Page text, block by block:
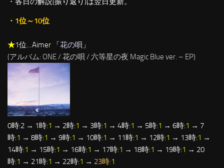
・1位～10位
★1位…Aimer 「花の唄 」
(アルバム: ONE / 花の唄 / 六等星の夜 Magic Blue ver. – EP)
0時:2 → 1時:1 → 2時:1 → 3時:1 → 4時:1 → 5時:1 → 6時:1 → 7
時:1 → 8時:1 → 9時:1 → 10時:1 → 11時:1 → 12時:1 → 13時:1 →
14時:1 → 15時:1 → 16時:1 → 17時:1 → 18時:1 → 19時:1 → 20
時:1 → 21時:1 → 22時:1 → 23時:1